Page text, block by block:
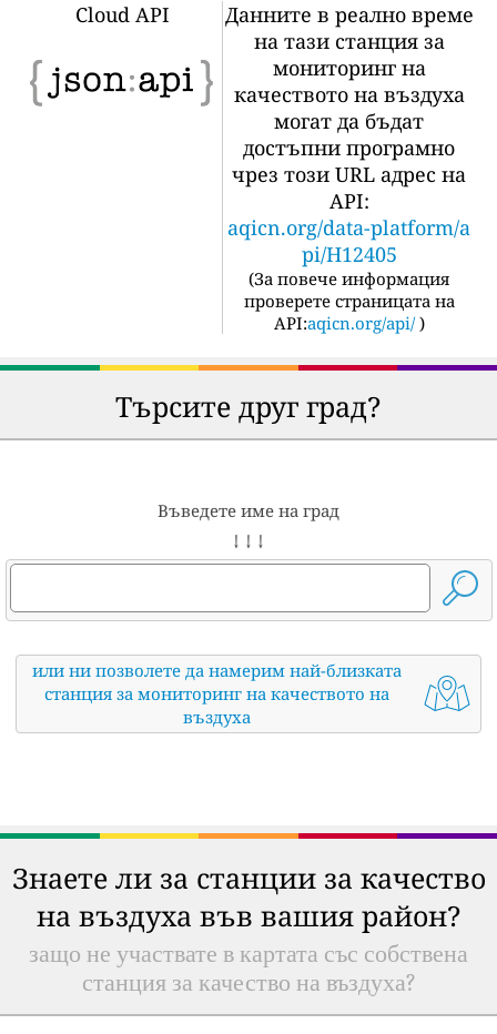
Cloud API
Данните в реално време
на тази станция за
мониторинг на
качеството на въздуха
могат да бъдат
достъпни програмно
чрез този URL адрес на
API:
aqicn.org/data-platform/a
pi/H12405
(За повече информация
проверете страницата на
API:aqicn.org/api/ )
Търсите друг град?
Въведете име на град
↓ ↓ ↓
или ни позволете да намерим най-близката
станция за мониторинг на качеството на
въздуха
Знаете ли за станции за качество
на въздуха във вашия район?
защо не участвате в картата със собствена
станция за качество на въздуха?